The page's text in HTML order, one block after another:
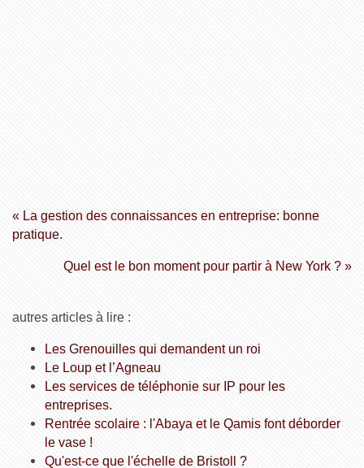
« La gestion des connaissances en entreprise: bonne
pratique.
Quel est le bon moment pour partir à New York ? »
autres articles à lire :
Les Grenouilles qui demandent un roi
Le Loup et l’Agneau
Les services de téléphonie sur IP pour les
entreprises.
Rentrée scolaire : l'Abaya et le Qamis font déborder
le vase !
Qu'est-ce que l'échelle de Bristoll ?